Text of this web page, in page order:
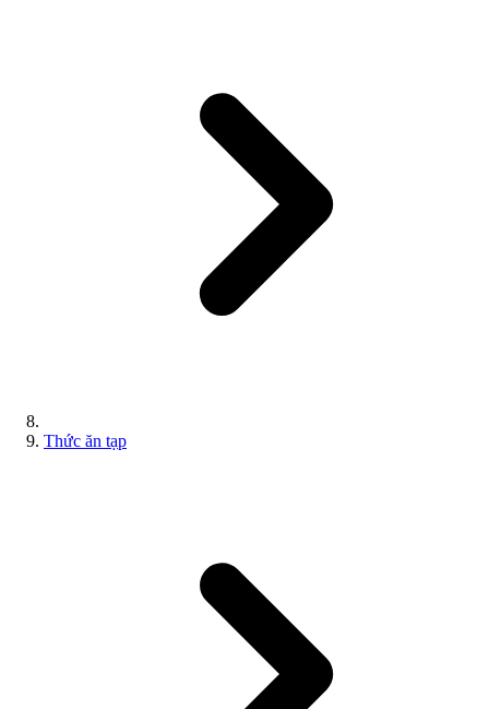
Thức ăn tạp